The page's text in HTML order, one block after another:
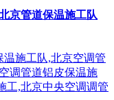
京管道保温施工队